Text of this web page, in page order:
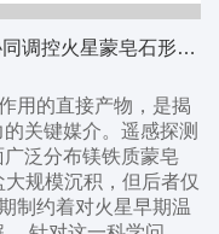
广州地化所研究揭示环境CO₂与硅协同调控火星蒙皂石形成新机制
用的直接产物，是揭
关键媒介。遥感探测
泛分布镁铁质蒙皂
规模沉积，但后者仅
制约着对火星早期温